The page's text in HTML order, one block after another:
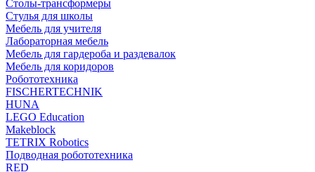
Столы-трансформеры
Стулья для школы
Мебель для учителя
Лабораторная мебель
Мебель для гардероба и раздевалок
Мебель для коридоров
Робототехника
FISCHERTECHNIK
HUNA
LEGO Education
Makeblock
TETRIX Robotics
Подводная робототехника
RED